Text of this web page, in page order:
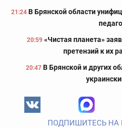
21:24 В Брянской области
20:59 «Чистая планета»
претензий к их
20:47 В Брянской и других
ПОДПИШИТЕСЬ НА